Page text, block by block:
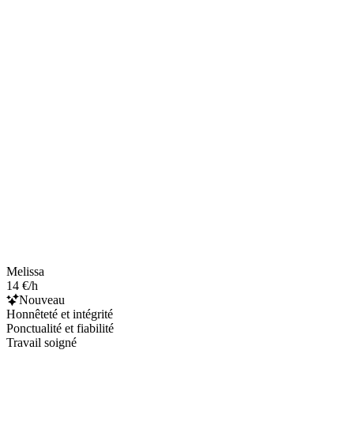
Melissa
14 €/h
Nouveau
Honnêteté et intégrité
Ponctualité et fiabilité
Travail soigné